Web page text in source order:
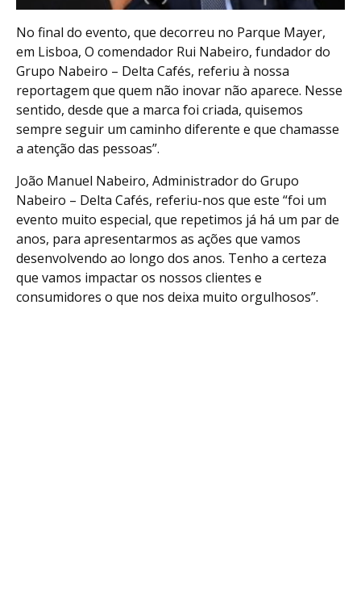
No final do evento, que decorreu no Parque Mayer,
em Lisboa, O comendador Rui Nabeiro, fundador do
Grupo Nabeiro – Delta Cafés, referiu à nossa
reportagem que quem não inovar não aparece. Nesse
sentido, desde que a marca foi criada, quisemos
sempre seguir um caminho diferente e que chamasse
a atenção das pessoas”.
João Manuel Nabeiro, Administrador do Grupo
Nabeiro – Delta Cafés, referiu-nos que este “foi um
evento muito especial, que repetimos já há um par de
anos, para apresentarmos as ações que vamos
desenvolvendo ao longo dos anos. Tenho a certeza
que vamos impactar os nossos clientes e
consumidores o que nos deixa muito orgulhosos”.